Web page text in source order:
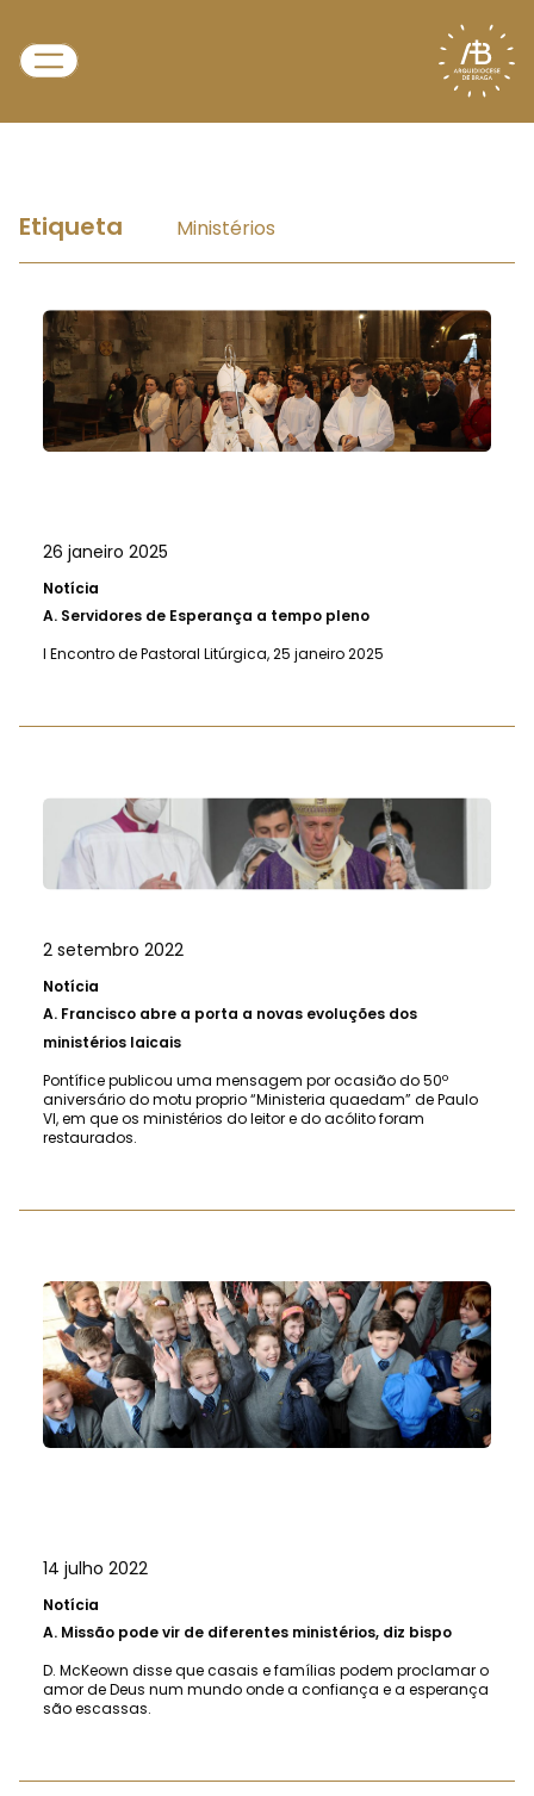
Etiqueta Ministérios
26 janeiro 2025
Notícia
A. Servidores de Esperança a tempo pleno
I Encontro de Pastoral Litúrgica, 25 janeiro 2025
2 setembro 2022
Notícia
A. Francisco abre a porta a novas evoluções dos
ministérios laicais
Pontífice publicou uma mensagem por ocasião do 50º
aniversário do motu proprio “Ministeria quaedam” de Paulo
VI, em que os ministérios do leitor e do acólito foram
restaurados.
14 julho 2022
Notícia
A. Missão pode vir de diferentes ministérios, diz bispo
D. McKeown disse que casais e famílias podem proclamar o
amor de Deus num mundo onde a confiança e a esperança
são escassas.